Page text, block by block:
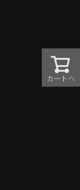
カートへ